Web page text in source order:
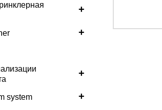
+
+
+
+
system